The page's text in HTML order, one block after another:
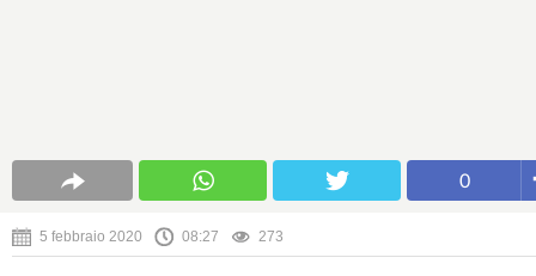
0
5 febbraio 2020 08:27 273